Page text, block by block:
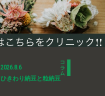
2026.8.6
ひきわり納豆と粒納豆